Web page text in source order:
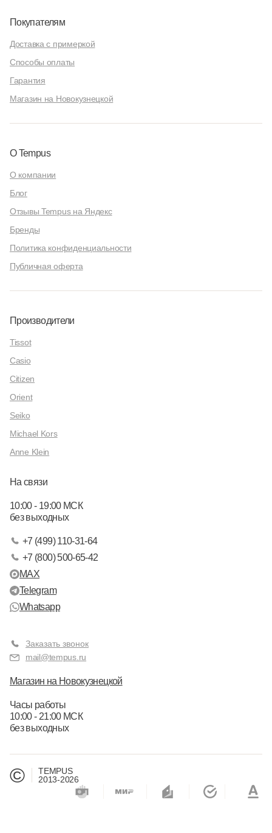
Покупателям
Доставка с примеркой
Способы оплаты
Гарантия
Магазин на Новокузнецкой
О Tempus
О компании
Блог
Отзывы Tempus на Яндекс
Бренды
Политика конфиденциальности
Публичная оферта
Производители
Tissot
Casio
Citizen
Orient
Seiko
Michael Kors
Anne Klein
На связи
10:00 - 19:00 МСК
без выходных
+7 (499) 110-31-64
+7 (800) 500-65-42
MAX
Telegram
Whatsapp
Заказать звонок
mail@tempus.ru
Магазин на Новокузнецкой
Часы работы
10:00 - 21:00 МСК
без выходных
©
TEMPUS
2013-2026